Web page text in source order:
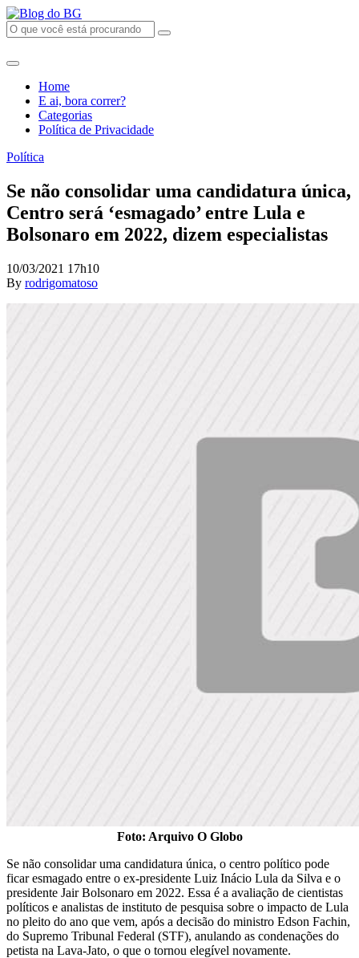
Home
E ai, bora correr?
Categorias
Política de Privacidade
Política
Se não consolidar uma candidatura única,
Centro será ‘esmagado’ entre Lula e
Bolsonaro em 2022, dizem especialistas
10/03/2021 17h10
By rodrigomatoso
Foto: Arquivo O Globo
Se não consolidar uma candidatura única, o centro político pode
ficar esmagado entre o ex-presidente Luiz Inácio Lula da Silva e o
presidente Jair Bolsonaro em 2022. Essa é a avaliação de cientistas
políticos e analistas de instituto de pesquisa sobre o impacto de Lula
no pleito do ano que vem, após a decisão do ministro Edson Fachin,
do Supremo Tribunal Federal (STF), anulando as condenações do
petista na Lava-Jato, o que o tornou elegível novamente.